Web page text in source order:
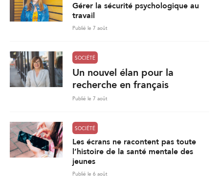
Gérer la sécurité psychologique au
travail
Publié le 7 août
SOCIÉTÉ
Un nouvel élan pour la
recherche en français
Publié le 7 août
SOCIÉTÉ
Les écrans ne racontent pas toute
l’histoire de la santé mentale des
jeunes
Publié le 6 août